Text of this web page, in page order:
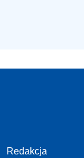
Redakcja